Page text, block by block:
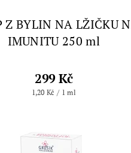
Z BYLIN NA LŽIČKU
IMUNITU 250 ml
299 Kč
1,20 Kč / 1 ml